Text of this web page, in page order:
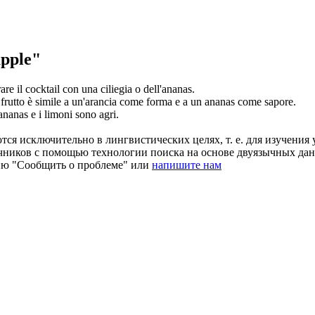
il cocktail con una ciliegia o dell'ananas.
è simile a un'arancia come forma e a un ananas come sapore.
e i limoni sono agri.
исключительно в лингвистических целях, т. е. для
с помощью технологии поиска на основе двуязычных
"Сообщить о проблеме" или напишите нам